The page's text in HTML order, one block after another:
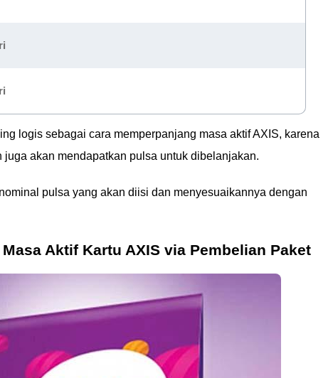
logis sebagai cara memperpanjang masa aktif AXIS, karena
akan mendapatkan pulsa untuk dibelanjakan.
pulsa yang akan diisi dan menyesuaikannya dengan
Aktif Kartu AXIS via Pembelian Paket